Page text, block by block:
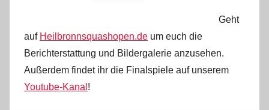
A
d
m
Geht
auf Heilbronnsquashopen.de um euch die
Berichterstattung und Bildergalerie anzusehen.
Außerdem findet ihr die Finalspiele auf unserem
Youtube-Kanal !